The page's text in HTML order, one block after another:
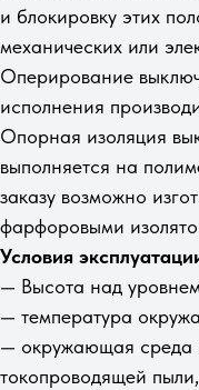
и блoкиpoвку этиx
механических или
Оперирование
исполнения
Опорная изоляция
выполняется на
заказу возможно
фарфоровыми
Условия
— Высота над
— температура
— окружающая среда
токопроводящей